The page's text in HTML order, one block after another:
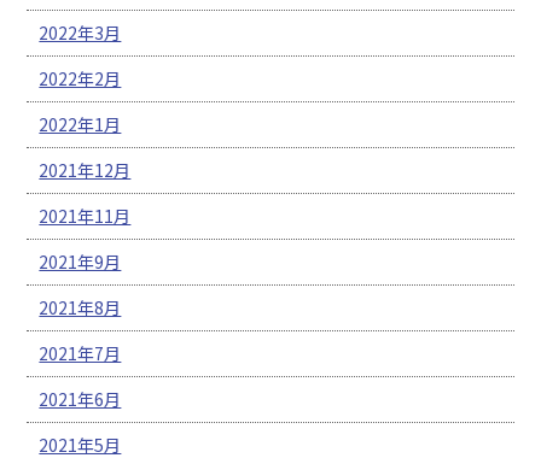
2022年3月
2022年2月
2022年1月
2021年12月
2021年11月
2021年9月
2021年8月
2021年7月
2021年6月
2021年5月